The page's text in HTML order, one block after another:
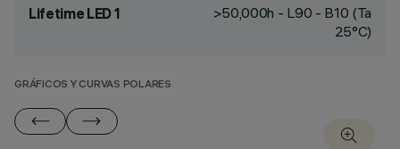
Lifetime LED 1
>50,000h - L90 - B10 (Ta
25°C)
GRÁFICOS Y CURVAS POLARES